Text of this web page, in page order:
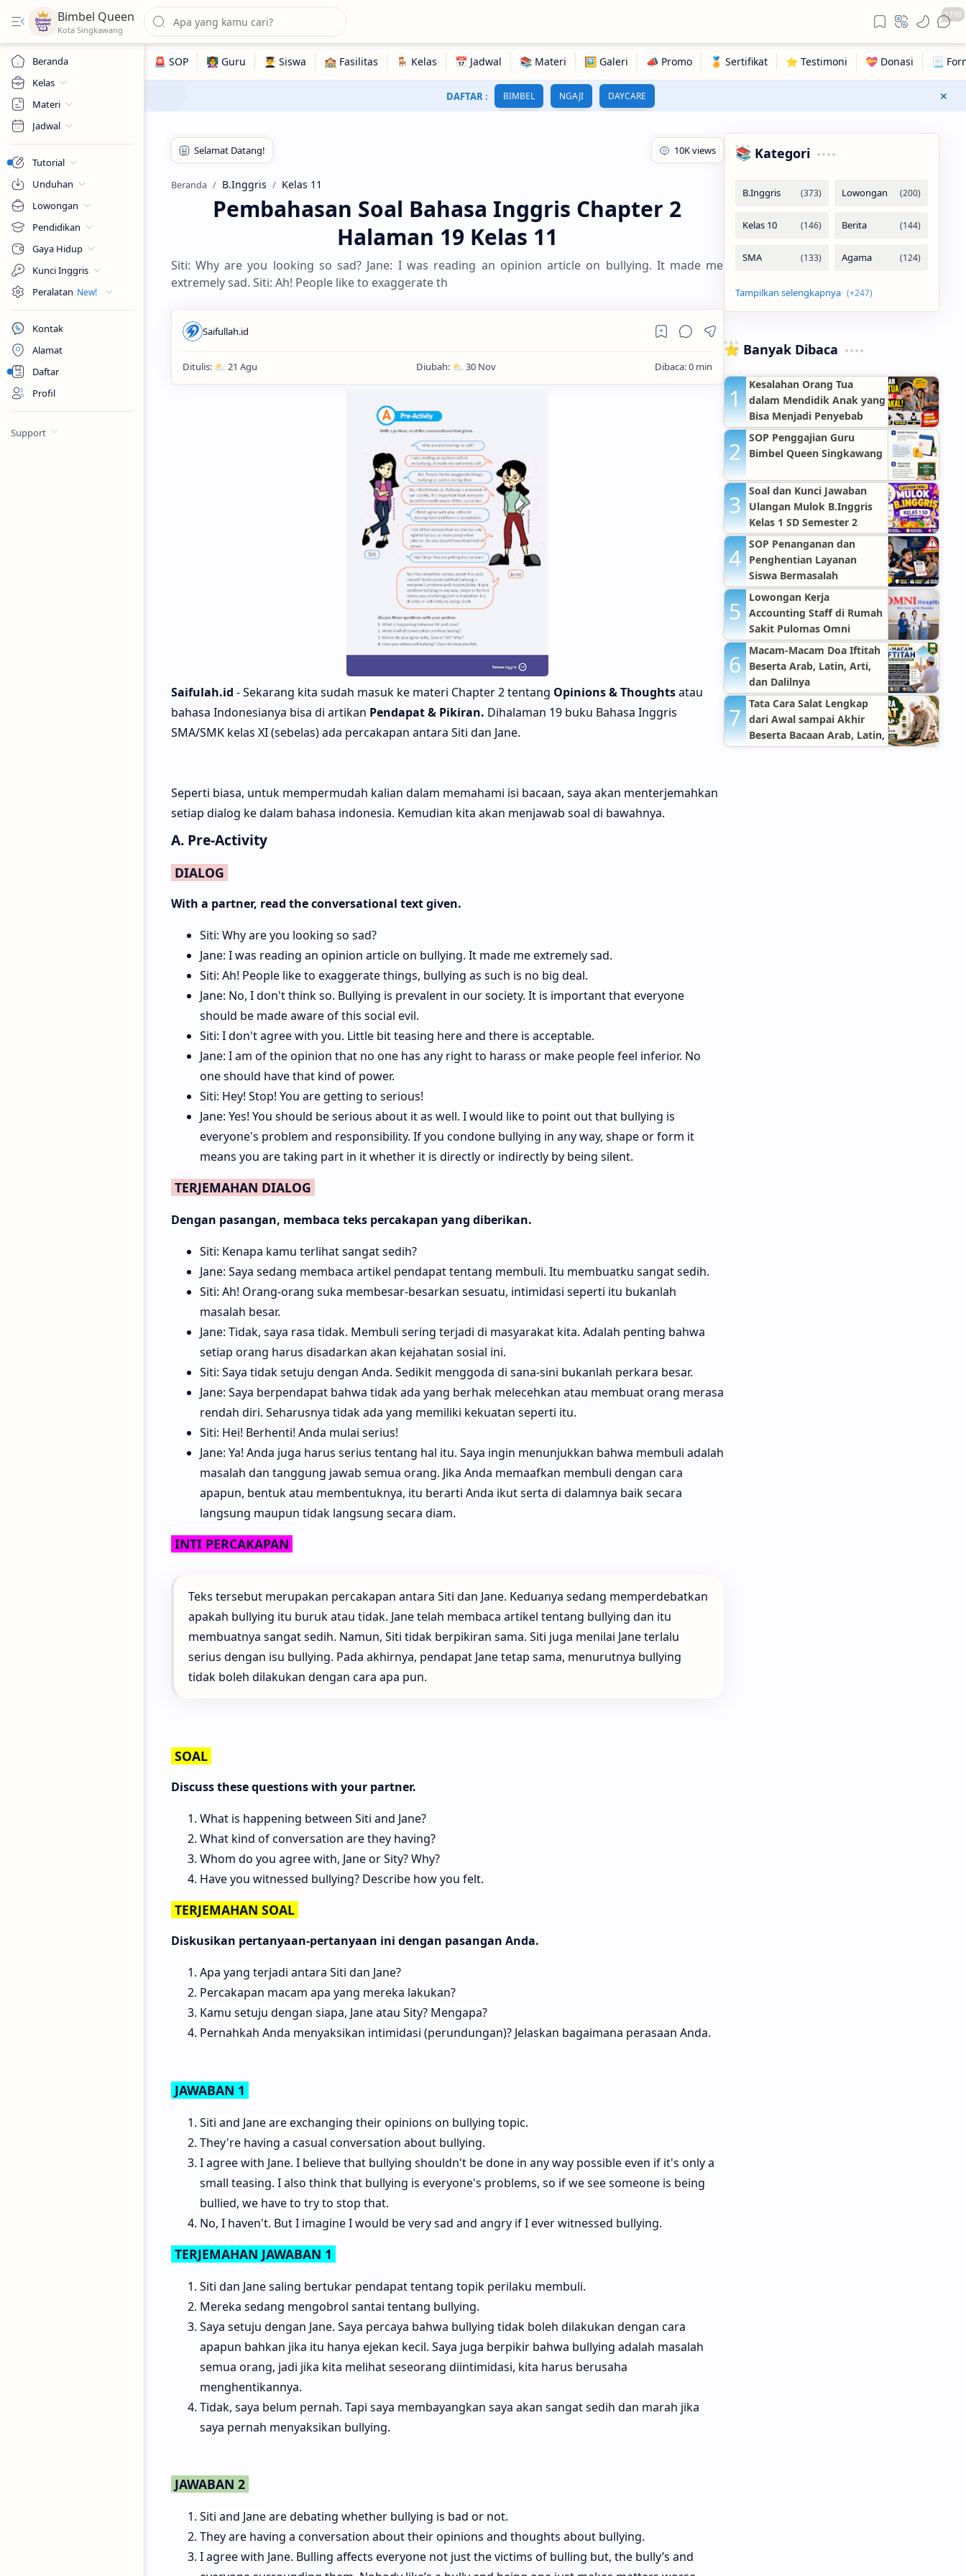
Bimbel Queen 1798
Beranda
Kelas
Materi
Jadwal
Tutorial
Unduhan
Lowongan
Pendidikan
Gaya Hidup
Kunci Inggris
Peralatan
Kontak
Alamat
Daftar
Profil
Support
DAFTAR : BIMBEL NGAJI DAYCARE
Beranda B.Inggris Kelas 11
Pembahasan Soal Bahasa Inggris Chapter 2
Halaman 19 Kelas 11
Siti: Why are you looking so sad? Jane: I was reading an opinion article on bullying. It made me
extremely sad. Siti: Ah! People like to exaggerate th
Saifulah.id - Sekarang kita sudah masuk ke materi Chapter 2 tentang Opinions & Thoughtsatau
bahasa Indonesianya bisa di artikan Pendapat & Pikiran. Dihalaman 19 buku Bahasa Inggris
SMA/SMK kelas XI (sebelas) ada percakapan antara Siti dan Jane.
Seperti biasa, untuk mempermudah kalian dalam memahami isi bacaan, saya akan menterjemahkan
setiap dialog ke dalam bahasa indonesia. Kemudian kita akan menjawab soal di bawahnya.
A. Pre-Activity
DIALOG
With a partner, read the conversational text given.
Siti: Why are you looking so sad?
Jane: I was reading an opinion article on bullying. It made me extremely sad.
Siti: Ah! People like to exaggerate things, bullying as such is no big deal.
Jane: No, I don't think so. Bullying is prevalent in our society. It is important that everyone
should be made aware of this social evil.
Siti: I don't agree with you. Little bit teasing here and there is acceptable.
Jane: I am of the opinion that no one has any right to harass or make people feel inferior. No
one should have that kind of power.
Siti: Hey! Stop! You are getting to serious!
Jane: Yes! You should be serious about it as well. I would like to point out that bullying is
everyone's problem and responsibility. If you condone bullying in any way, shape or form it
means you are taking part in it whether it is directly or indirectly by being silent.
TERJEMAHAN DIALOG
Dengan pasangan, membaca teks percakapan yang diberikan.
Siti: Kenapa kamu terlihat sangat sedih?
Jane: Saya sedang membaca artikel pendapat tentang membuli. Itu membuatku sangat sedih.
Siti: Ah! Orang-orang suka membesar-besarkan sesuatu, intimidasi seperti itu bukanlah
masalah besar.
Jane: Tidak, saya rasa tidak. Membuli sering terjadi di masyarakat kita. Adalah penting bahwa
setiap orang harus disadarkan akan kejahatan sosial ini.
Siti: Saya tidak setuju dengan Anda. Sedikit menggoda di sana-sini bukanlah perkara besar.
Jane: Saya berpendapat bahwa tidak ada yang berhak melecehkan atau membuat orang merasa
rendah diri. Seharusnya tidak ada yang memiliki kekuatan seperti itu.
Siti: Hei! Berhenti! Anda mulai serius!
Jane: Ya! Anda juga harus serius tentang hal itu. Saya ingin menunjukkan bahwa membuli adalah
masalah dan tanggung jawab semua orang. Jika Anda memaafkan membuli dengan cara
apapun, bentuk atau membentuknya, itu berarti Anda ikut serta di dalamnya baik secara
langsung maupun tidak langsung secara diam.
INTI PERCAKAPAN
Teks tersebut merupakan percakapan antara Siti dan Jane. Keduanya sedang memperdebatkan
apakah bullying itu buruk atau tidak. Jane telah membaca artikel tentang bullying dan itu
membuatnya sangat sedih. Namun, Siti tidak berpikiran sama. Siti juga menilai Jane terlalu
serius dengan isu bullying. Pada akhirnya, pendapat Jane tetap sama, menurutnya bullying
tidak boleh dilakukan dengan cara apa pun.
SOAL
Discuss these questions with your partner.
What is happening between Siti and Jane?
What kind of conversation are they having?
Whom do you agree with, Jane or Sity? Why?
Have you witnessed bullying? Describe how you felt.
TERJEMAHAN SOAL
Diskusikan pertanyaan-pertanyaan ini dengan pasangan Anda.
Apa yang terjadi antara Siti dan Jane?
Percakapan macam apa yang mereka lakukan?
Kamu setuju dengan siapa, Jane atau Sity? Mengapa?
Pernahkah Anda menyaksikan intimidasi (perundungan)? Jelaskan bagaimana perasaan Anda.
JAWABAN 1
Siti and Jane are exchanging their opinions on bullying topic.
They're having a casual conversation about bullying.
I agree with Jane. I believe that bullying shouldn't be done in any way possible even if it's only a
small teasing. I also think that bullying is everyone's problems, so if we see someone is being
bullied, we have to try to stop that.
No, I haven't. But I imagine I would be very sad and angry if I ever witnessed bullying.
TERJEMAHAN JAWABAN 1
Siti dan Jane saling bertukar pendapat tentang topik perilaku membuli.
Mereka sedang mengobrol santai tentang bullying.
Saya setuju dengan Jane. Saya percaya bahwa bullying tidak boleh dilakukan dengan cara
apapun bahkan jika itu hanya ejekan kecil. Saya juga berpikir bahwa bullying adalah masalah
semua orang, jadi jika kita melihat seseorang diintimidasi, kita harus berusaha
menghentikannya.
Tidak, saya belum pernah. Tapi saya membayangkan saya akan sangat sedih dan marah jika
saya pernah menyaksikan bullying.
JAWABAN 2
Siti and Janeare debating whether bullying is bad or not.
They are having a conversation about their opinions and thoughts about bullying.
I agree with Jane. Bulling affects everyone not just the victims of bulling but, the bully’s and
📚 Kategori
⭐ Banyak Dibaca
Kesalahan Orang Tua
dalam Mendidik Anak yang
Bisa Menjadi Penyebab
Anak Nakal
SOP Penggajian Guru
Bimbel Queen Singkawang
Soal dan Kunci Jawaban
Ulangan Mulok B.Inggris
Kelas 1 SD Semester 2
SOP Penanganan dan
Penghentian Layanan
Siswa Bermasalah
Lowongan Kerja
Accounting Staff di Rumah
Sakit Pulomas Omni
Hospitals Jakarta Timur
Macam-Macam Doa Iftitah
Beserta Arab, Latin, Arti,
dan Dalilnya
Tata Cara Salat Lengkap
dari Awal sampai Akhir
Beserta Bacaan Arab, Latin,
Arti, dan Dalil Sahih